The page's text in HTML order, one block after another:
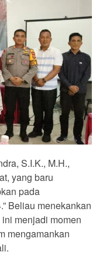
S.I.K., M.H.,
yang baru
pada
Beliau menekankan
menjadi momen
mengamankan